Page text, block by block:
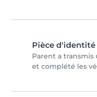
Pièce d'identité
Parent a
et complété les